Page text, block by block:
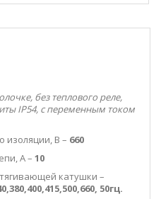
без теплового реле,
IP54, c переменным током
изоляции, В – 660
А – 10
катушки –
50гц.